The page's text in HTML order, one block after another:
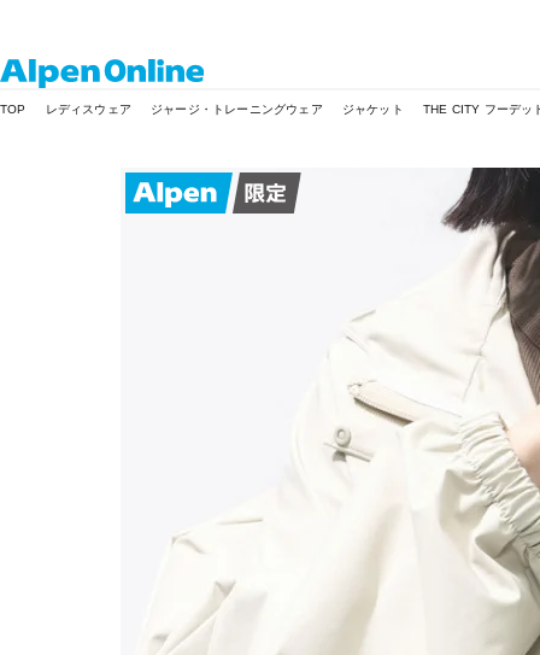
Online
TOP レディスウェア ジャージ・トレーニングウェア ジャケット THE CITY フーデッ